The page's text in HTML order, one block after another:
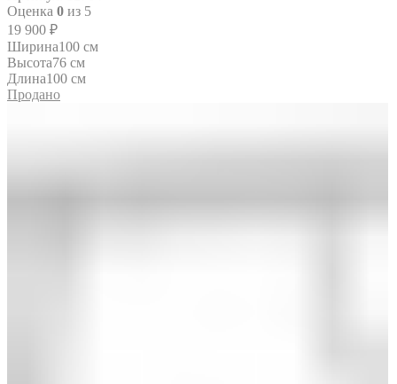
Оценка 0 из 5
19 900 ₽
Ширина100 см
Высота76 см
Длина100 см
Продано